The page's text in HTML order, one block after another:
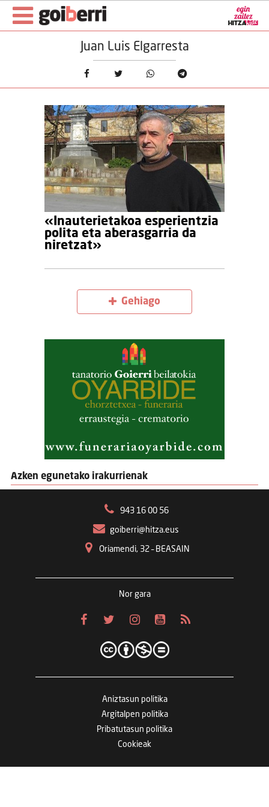
Juan Luis Elgarresta
«Inauterietakoa esperientzia
polita eta aberasgarria da
niretzat»
Gehiago
Azken egunetako irakurrienak
943 16 00 56
goiberri@hitza.eus
Oriamendi, 32 – BEASAIN
Nor gara
Aniztasun politika
Argitalpen politika
Pribatutasun politika
Cookieak